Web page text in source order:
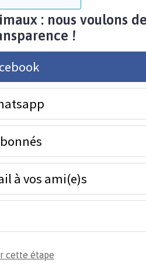
: nous voulons
!
à vos ami(e)s
cette étape